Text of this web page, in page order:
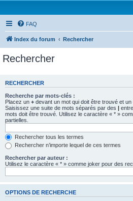
FAQ
Index du forum Rechercher
Rechercher
RECHERCHER
Recherche par mots-clés :
Placez un + devant un mot qui doit être trouvé et un
Saisissez une suite de mots séparés par des |
mots doit être trouvé. Utilisez le caractère « * »
partielles.
Rechercher tous les termes
Rechercher n’importe lequel de ces termes
Rechercher par auteur :
Utilisez le caractère « * » comme joker pour des
OPTIONS DE RECHERCHE